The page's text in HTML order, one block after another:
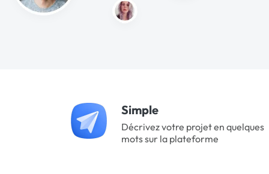
Simple
Décrivez votre projet en quelques
mots sur la plateforme